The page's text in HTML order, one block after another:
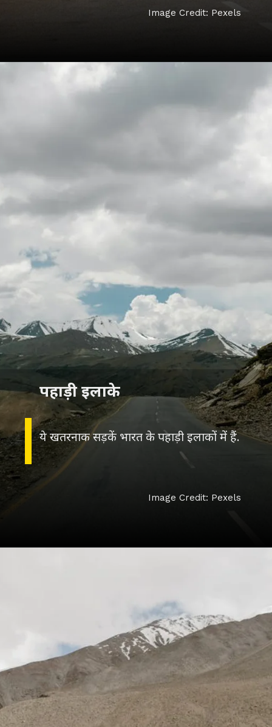
Image Credit: Pexels
ये खतरनाक सड़कें भारत के पहाड़ी इलाकों में हैं.
पहाड़ी इलाके
Image Credit: Pexels